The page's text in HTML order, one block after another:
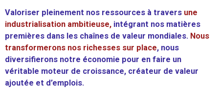
Valoriser pleinement nos ressources à travers une
industrialisation ambitieuse, intégrant nos matières
premières dans les chaînes de valeur mondiales. Nous
transformerons nos richesses sur place, nous
diversifierons notre économie pour en faire un
véritable moteur de croissance, créateur de valeur
ajoutée et d’emplois.